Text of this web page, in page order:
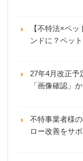
【不特法×ペ
ンドに？ペッ
27年4月改正予
「画像確認」
不特事業者様
ロー改善をサ